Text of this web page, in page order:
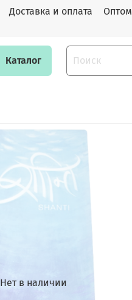
Доставка и оплата Оптом
Каталог
Нет в наличии